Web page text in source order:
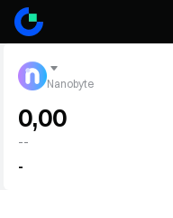
Nanobyte
0,00
--
-